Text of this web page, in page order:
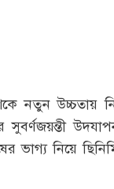
নতুন
সুবর্ণজয়ন্তী
নিয়ে